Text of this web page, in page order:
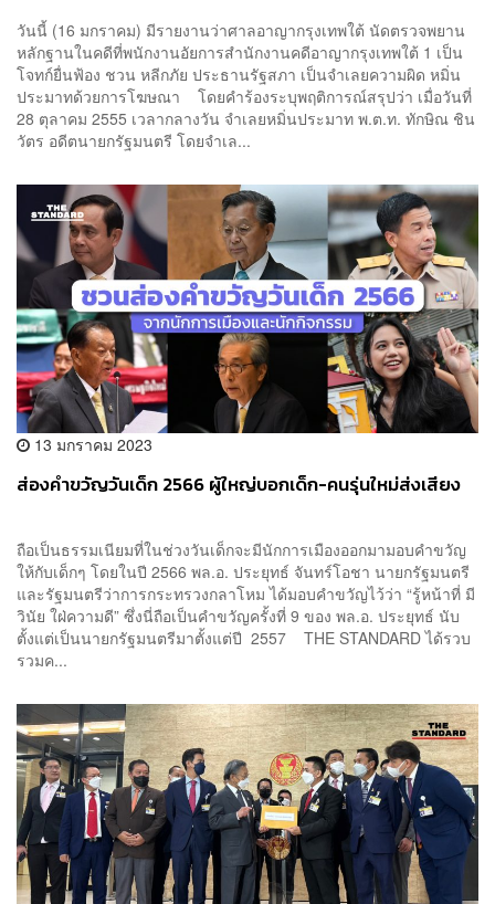
วันนี้ (16 มกราคม) มีรายงานว่าศาลอาญากรุงเทพใต้ นัดตรวจพยาน
หลักฐานในคดีที่พนักงานอัยการสำนักงานคดีอาญากรุงเทพใต้ 1 เป็น
โจทก์ยื่นฟ้อง ชวน หลีกภัย ประธานรัฐสภา เป็นจำเลยความผิด หมิ่น
ประมาทด้วยการโฆษณา โดยคำร้องระบุพฤติการณ์สรุปว่า เมื่อวันที่
28 ตุลาคม 2555 เวลากลางวัน จำเลยหมิ่นประมาท พ.ต.ท. ทักษิณ ชิน
วัตร อดีตนายกรัฐมนตรี โดยจำเล...
13 มกราคม 2023
ส่องคำขวัญวันเด็ก 2566 ผู้ใหญ่บอกเด็ก-คนรุ่นใหม่ส่งเสียง
ถือเป็นธรรมเนียมที่ในช่วงวันเด็กจะมีนักการเมืองออกมามอบคำขวัญ
ให้กับเด็กๆ โดยในปี 2566 พล.อ. ประยุทธ์ จันทร์โอชา นายกรัฐมนตรี
และรัฐมนตรีว่าการกระทรวงกลาโหม ได้มอบคำขวัญไว้ว่า “รู้หน้าที่ มี
วินัย ใฝ่ความดี” ซึ่งนี่ถือเป็นคำขวัญครั้งที่ 9 ของ พล.อ. ประยุทธ์ นับ
ตั้งแต่เป็นนายกรัฐมนตรีมาตั้งแต่ปี 2557 THE STANDARD ได้รวบ
รวมค...